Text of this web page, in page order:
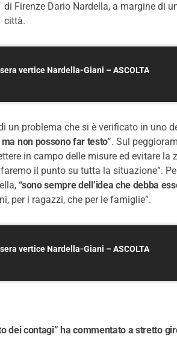
di Firenze Dario Nardella, a margine di
città.
vertice Nardella-Giani – ASCOLTA
problema che si è verificato in uno
non possono far testo”. Sul
in campo delle misure ed evitare la
il punto su tutta la situazione”.
“sono sempre dell’idea che debba
per i ragazzi, che per le famiglie”.
vertice Nardella-Giani – ASCOLTA
dei contagi” ha commentato a stretto